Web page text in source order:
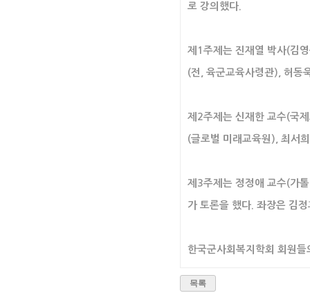
로 강의했다.
제1주제는 진재열 박사(김
(전, 육군교육사령관), 허동
제2주제는 신재한 교수(국
(글로벌 미래교육원), 최서
제3주제는 정정애 교수(가
가 토론을 했다. 좌장은 김
한국군사회복지학회 회원
목록